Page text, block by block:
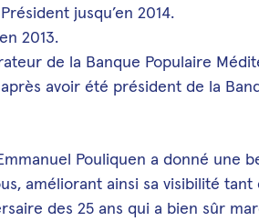
jusqu’en 2014.
2013.
de la Banque Populaire
avoir été président de la
Pouliquen a donné une
améliorant ainsi sa visibilité tant
des 25 ans qui a bien sûr